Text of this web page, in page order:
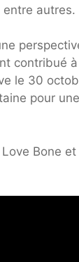
entre autres.
contribué
le 30
pour
Bone